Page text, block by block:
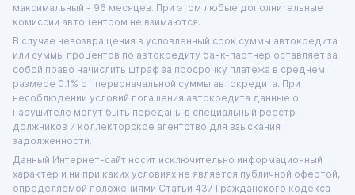
максимальный - 96 месяцев. При этом любые дополнительные
комиссии автоцентром не взимаются.
В случае невозвращения в условленный срок суммы автокредита
или суммы процентов по автокредиту банк-партнер оставляет за
собой право начислить штраф за просрочку платежа в среднем
размере 0.1% от первоначальной суммы автокредита. При
несоблюдении условий погашения автокредита данные о
нарушителе могут быть переданы в специальный реестр
должников и коллекторское агентство для взыскания
задолженности.
Данный Интернет-сайт носит исключительно информационный
характер и ни при каких условиях не является публичной офертой,
определяемой положениями Статьи 437 Гражданского кодекса